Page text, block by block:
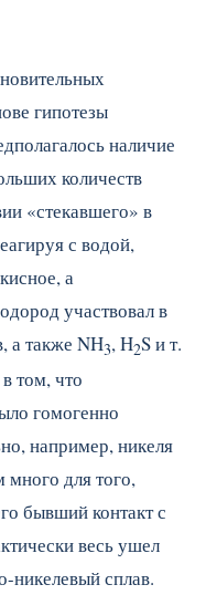
гипотезы
наличие
количеств
«стекавшего» в
с водой,
а
участвовал в
а также NH3, H2S и т.
том, что
гомогенно
например, никеля
для того,
бывший контакт с
весь ушел
никелевый сплав.